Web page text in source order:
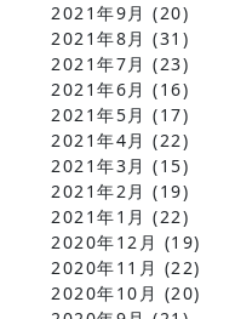
2021年9月 (20)
2021年8月 (31)
2021年7月 (23)
2021年6月 (16)
2021年5月 (17)
2021年4月 (22)
2021年3月 (15)
2021年2月 (19)
2021年1月 (22)
2020年12月 (19)
2020年11月 (22)
2020年10月 (20)